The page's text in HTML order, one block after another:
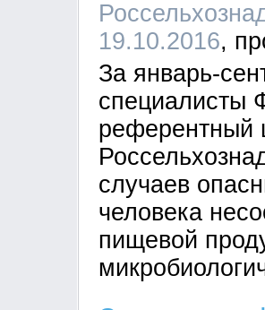
19.10.2016
За январь-
специалисты
референтный
случаев
человека
пищевой